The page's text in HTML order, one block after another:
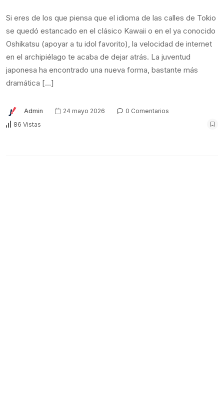
Si eres de los que piensa que el idioma de las calles de Tokio
se quedó estancado en el clásico Kawaii o en el ya conocido
Oshikatsu (apoyar a tu idol favorito), la velocidad de internet
en el archipiélago te acaba de dejar atrás. La juventud
japonesa ha encontrado una nueva forma, bastante más
dramática […]
Admin 24 mayo 2026
0 Comentarios
86 Vistas